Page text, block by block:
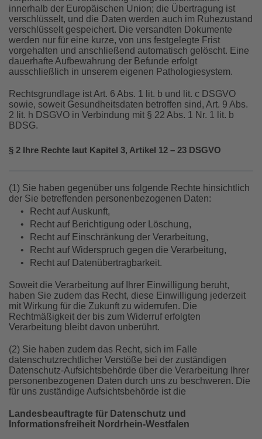
innerhalb der Europäischen Union; die Übertragung ist
verschlüsselt, und die Daten werden auch im Ruhezustand
verschlüsselt gespeichert. Die versandten Dokumente
werden nur für eine kurze, von uns festgelegte Frist
vorgehalten und anschließend automatisch gelöscht. Eine
dauerhafte Aufbewahrung der Befunde erfolgt
ausschließlich in unserem eigenen Pathologiesystem.
Rechtsgrundlage ist Art. 6 Abs. 1 lit. b und lit. c DSGVO
sowie, soweit Gesundheitsdaten betroffen sind, Art. 9 Abs.
2 lit. h DSGVO in Verbindung mit § 22 Abs. 1 Nr. 1 lit. b
BDSG.
§ 2 Ihre Rechte laut Kapitel 3, Artikel 12 – 23 DSGVO
(1) Sie haben gegenüber uns folgende Rechte hinsichtlich
der Sie betreffenden personenbezogenen Daten:
•
Recht auf Auskunft,
•
Recht auf Berichtigung oder Löschung,
•
Recht auf Einschränkung der Verarbeitung,
•
Recht auf Widerspruch gegen die Verarbeitung,
•
Recht auf Datenübertragbarkeit.
Soweit die Verarbeitung auf Ihrer Einwilligung beruht,
haben Sie zudem das Recht, diese Einwilligung jederzeit
mit Wirkung für die Zukunft zu widerrufen. Die
Rechtmäßigkeit der bis zum Widerruf erfolgten
Verarbeitung bleibt davon unberührt.
(2) Sie haben zudem das Recht, sich im Falle
datenschutzrechtlicher Verstöße bei der zuständigen
Datenschutz-Aufsichtsbehörde über die Verarbeitung Ihrer
personenbezogenen Daten durch uns zu beschweren. Die
für uns zuständige Aufsichtsbehörde ist die
Landesbeauftragte für Datenschutz und
Informationsfreiheit Nordrhein-Westfalen